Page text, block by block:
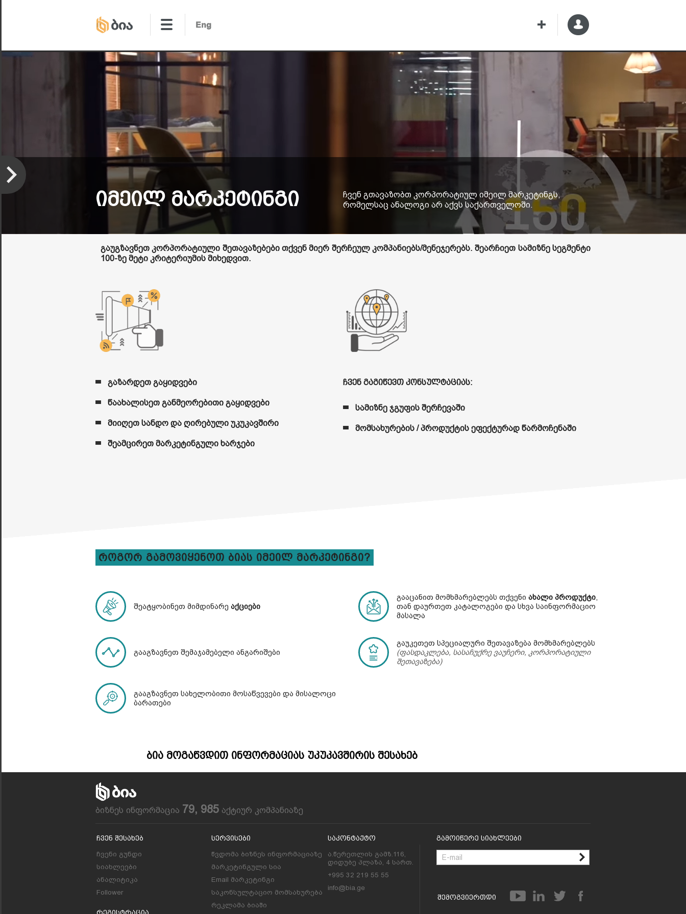
Იმეილ Მარკეტინგი
ჩვენ გთავაზობთ კორპორატიულ იმეილ მარკეტინგს,
რომელსაც ანალოგი არ აქვს საქართველოში.
გაუგზავნეთ კორპორატიული შეთავაზებები თქვენ მიერ შერჩეულ კომპანიებს/მენეჯერებს. შეარჩიეთ სამიზნე სეგმენტი
100-ზე მეტი კრიტერიუმის მიხედვით.
გაზარდეთ გაყიდვები
წაახალისეთ განმეორებითი გაყიდვები
მიიღეთ სანდო და ღირებული უკუკავშირი
შეამცირეთ მარკეტინგული ხარჯები
Ჩვენ Გაგიწევთ Კონსულტაციას:
სამიზნე ჯგუფის შერჩევაში
მომსახურების / პროდუქტის ეფექტურად წარმოჩენაში
Როგორ Გამოვიყენოთ Ბიას Იმეილ Მარკეტინგი?
შეატყობინეთ მიმდინარე აქციები
გააცანით მომხმარებლებს თქვენი ახალი პროდუქტი,
თან დაურთეთ კატალოგები და სხვა საინფორმაციო
მასალა
გააგზავნეთ შემაჯამებელი ანგარიშები
გაუკეთეთ სპეციალური შეთავაზება მომხმარებლებს
(ფასდაკლება, სასაჩუქრე ვაუჩერი, კორპორატიული
შეთავაზება)
გააგზავნეთ სახელობითი მოსაწვევები და მისალოცი
ბარათები
Ბია Მოგაწვდით Ინფორმაციას Უკუკავშირის Შესახებ
ბიზნეს ინფორმაცია 79, 985 აქტიურ კომპანიაზე
Ჩვენ Შესახებ
ჩვენი გუნდი
სიახლეები
ანალიტიკა
Follower
Სერვისები
წვდომა ბიზნეს ინფორმაციაზე
მარკეტინგული სია
Email მარკეტინგი
საკონსულტაციო მომსახურება
რეკლამა ბიაში
Საკონტაქტო
ა.წერეთლის გამზ.116,
დიდუბე პლაზა, 4 სართ.
+995 32 219 55 55
info@bia.ge
Გამოიწერე Სიახლეები
Შემოგვიერთდი